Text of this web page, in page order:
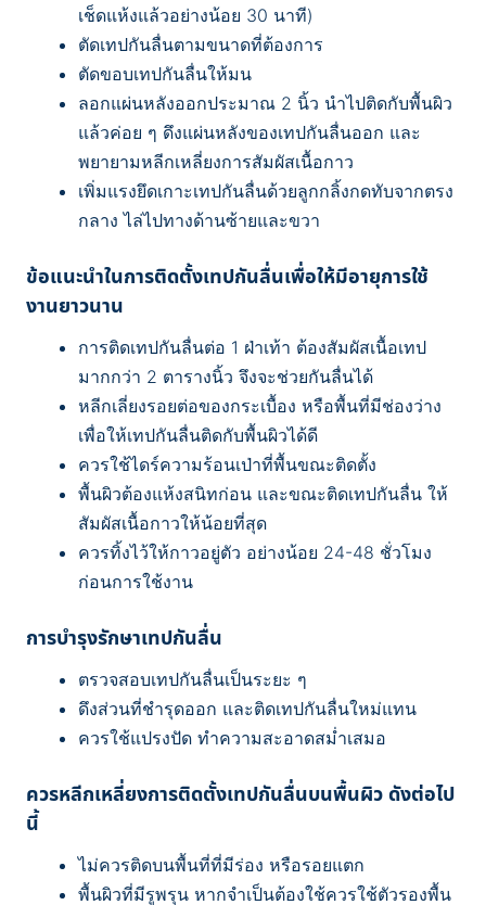
เช็ดแห้งแล้วอย่างน้อย 30 นาที)
ตัดเทปกันลื่นตามขนาดที่ต้องการ
ตัดขอบเทปกันลื่นให้มน
ลอกแผ่นหลังออกประมาณ 2 นิ้ว นำไปติดกับพื้นผิว
แล้วค่อย ๆ ดึงแผ่นหลังของเทปกันลื่นออก และ
พยายามหลีกเหลี่ยงการสัมผัสเนื้อกาว
เพิ่มแรงยึดเกาะเทปกันลื่นด้วยลูกกลิ้งกดทับจากตรง
กลาง ไล่ไปทางด้านซ้ายและขวา
ข้อแนะนำในการติดตั้งเทปกันลื่นเพื่อให้มีอายุการใช้
งานยาวนาน
การติดเทปกันลื่นต่อ 1 ฝ่าเท้า ต้องสัมผัสเนื้อเทป
มากกว่า 2 ตารางนิ้ว จึงจะช่วยกันลื่นได้
หลีกเลี่ยงรอยต่อของกระเบื้อง หรือพื้นที่มีช่องว่าง
เพื่อให้เทปกันลื่นติดกับพื้นผิวได้ดี
ควรใช้ไดร์ความร้อนเป่าที่พื้นขณะติดตั้ง
พื้นผิวต้องแห้งสนิทก่อน และขณะติดเทปกันลื่น ให้
สัมผัสเนื้อกาวให้น้อยที่สุด
ควรทิ้งไว้ให้กาวอยู่ตัว อย่างน้อย 24-48 ชั่วโมง
ก่อนการใช้งาน
การบำรุงรักษาเทปกันลื่น
ตรวจสอบเทปกันลื่นเป็นระยะ ๆ
ดึงส่วนที่ชำรุดออก และติดเทปกันลื่นใหม่แทน
ควรใช้แปรงปัด ทำความสะอาดสม่ำเสมอ
ควรหลีกเหลี่ยงการติดตั้งเทปกันลื่นบนพื้นผิว ดังต่อไป
นี้
ไม่ควรติดบนพื้นที่ที่มีร่อง หรือรอยแตก
พื้นผิวที่มีรูพรุน หากจำเป็นต้องใช้ควรใช้ตัวรองพื้น